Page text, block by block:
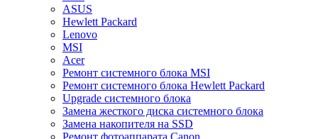
ASUS
Hewlett Packard
Lenovo
MSI
Acer
Ремонт системного блока MSI
Ремонт системного блока Hewlett Packard
Upgrade системного блока
Замена жесткого диска системного блока
Замена накопителя на SSD
Ремонт фотоаппарата Canon